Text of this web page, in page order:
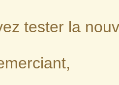
tester la